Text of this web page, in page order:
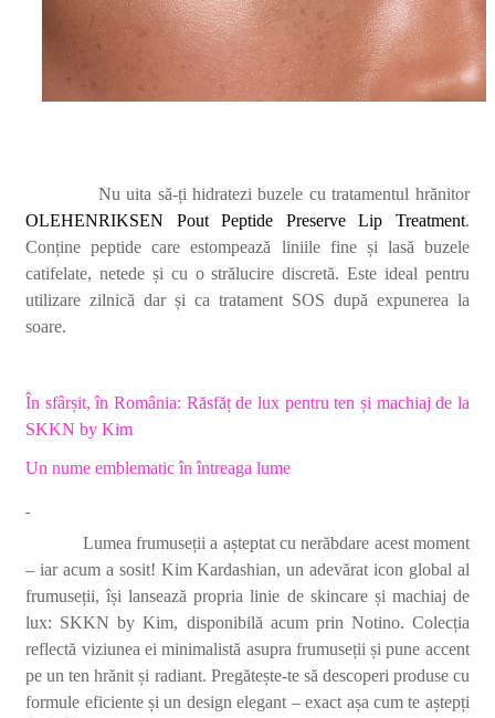
Nu uita să-ți hidratezi buzele cu tratamentul hrănitor
OLEHENRIKSEN Pout Peptide Preserve Lip Treatment.
Conține peptide care estompează liniile fine și lasă buzele
catifelate, netede și cu o strălucire discretă. Este ideal pentru
utilizare zilnică dar și ca tratament SOS după expunerea la
soare.
În sfârșit, în România: Răsfăț de lux pentru ten și machiaj de la
SKKN by Kim
Un nume emblematicîn întreaga lume
Lumea frumuseții a așteptat cu nerăbdare acest moment
– iar acum a sosit! Kim Kardashian, un adevărat icon global al
frumuseții, își lansează propria linie de skincare și machiaj de
lux: SKKN by Kim, disponibilă acum prin Notino. Colecția
reflectă viziunea ei minimalistă asupra frumuseții și pune accent
pe un ten hrănit și radiant. Pregătește-te să descoperi produse cu
formule eficiente și un design elegant – exact așa cum te aștepți